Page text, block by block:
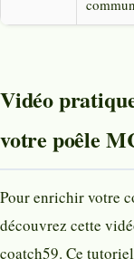
Vidéo
votre poêle
Pour enrichir votre
découvrez cette
coatch59. Ce